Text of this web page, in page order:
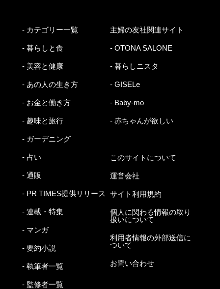
- カテゴリー一覧
- 暮らしと食
- 美容と健康
- あの人の生き方
- お金と働き方
- 趣味と旅行
- ガーデニング
- 占い
- 通販
- PR TIMES提供リリース
- 連載・特集
- マンガ
- 要約小説
- 執筆者一覧
- 監修者一覧
主婦の友社関連サイト
- OTONA SALONE
- 暮らしニスタ
- GISELe
- Baby-mo
- 赤ちゃんが欲しい
このサイトについて
運営会社
サイト利用規約
個人に関わる情報の取り
扱いについて
利用者情報の外部送信に
ついて
お問い合わせ